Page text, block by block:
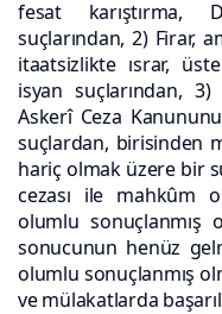
fesat karıştırma,
suçlarından,2) Firar,
itaatsizlikte ısrar,
isyan suçlarından,
Askerî Ceza
suçlardan, birisinden
hariç olmak üzere bir
cezası ile mahkûm
olumlu sonuçlanmış
sonucunun henüz
olumlu sonuçlanmış
ve mülakatlarda